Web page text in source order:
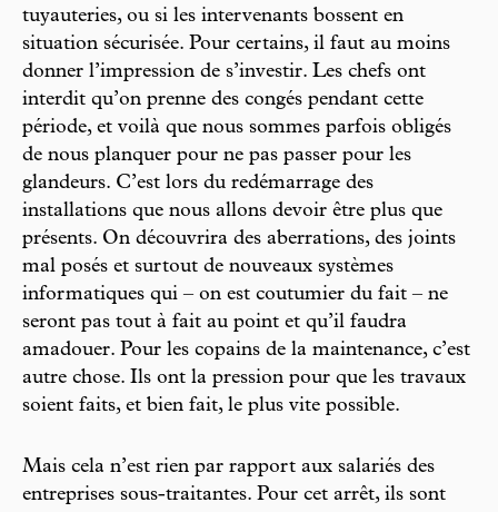
tuyauteries, ou si les intervenants bossent en
situation sécurisée. Pour certains, il faut au moins
donner l’impression de s’investir. Les chefs ont
interdit qu’on prenne des congés pendant cette
période, et voilà que nous sommes parfois obligés
de nous planquer pour ne pas passer pour les
glandeurs. C’est lors du redémarrage des
installations que nous allons devoir être plus que
présents. On découvrira des aberrations, des joints
mal posés et surtout de nouveaux systèmes
informatiques qui – on est coutumier du fait – ne
seront pas tout à fait au point et qu’il faudra
amadouer. Pour les copains de la maintenance, c’est
autre chose. Ils ont la pression pour que les travaux
soient faits, et bien fait, le plus vite possible.
Mais cela n’est rien par rapport aux salariés des
entreprises sous-traitantes. Pour cet arrêt, ils sont